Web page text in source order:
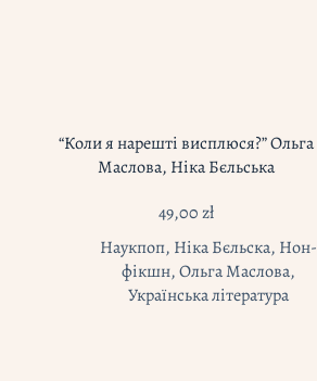
“Коли я нарешті висплюся?” Ольга
Маслова, Ніка Бєльська
49,00zł
Наукпоп, Ніка Бєльска, Нон-
фікшн,Ольга Маслова,
Українська література